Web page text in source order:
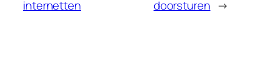
internetten
doorsturen →